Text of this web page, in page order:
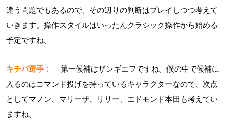
違う問題でもあるので、その辺りの判断はプレイしつつ考えて
いきます。操作スタイルはいったんクラシック操作から始める
予定ですね。
キチパ選手：
第一候補はザンギエフですね。僕の中で候補に
入るのはコマンド投げを持っているキャラクターなので、次点
としてマノン、マリーザ、リリー、エドモンド本田も考えてい
ますね。